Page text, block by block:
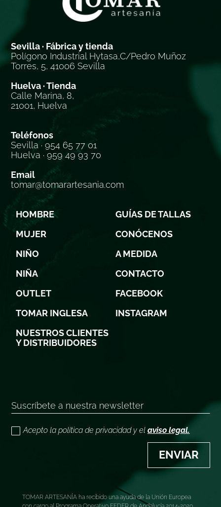
Sevilla · Fábrica y tienda
Polígono Industrial Hytasa,C/Pedro Muñoz
Torres, 5, 41006 Sevilla
Huelva · Tienda
Calle Marina, 8,
21001, Huelva
Teléfonos
Sevilla · 954 65 77 01
Huelva · 959 49 93 70
Email
tomar@tomarartesania.com
HOMBRE
MUJER
NIÑO
NIÑA
OUTLET
TOMAR INGLESA
NUESTROS CLIENTES
Y DISTRIBUIDORES
GUÍAS DE TALLAS
CONÓCENOS
A MEDIDA
CONTACTO
FACEBOOK
INSTAGRAM
Acepto la política de privacidad y el aviso legal.
ENVIAR
TOMAR ARTESANÍA ha recibido una ayuda de la Unión Europea